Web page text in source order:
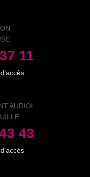
11
AURIOL
43